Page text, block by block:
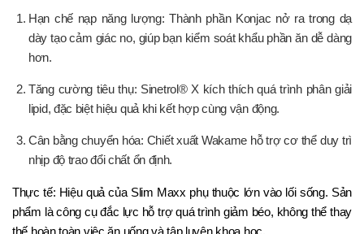
Hạn chế nạp năng lượng: Thành phần Konjac nở ra trong dạ
dày tạo cảm giác no, giúp bạn kiểm soát khẩu phần ăn dễ dàng
hơn.
Tăng cường tiêu thụ: Sinetrol® X kích thích quá trình phân giải
lipid, đặc biệt hiệu quả khi kết hợp cùng vận động.
Cân bằng chuyển hóa: Chiết xuất Wakame hỗ trợ cơ thể duy trì
nhịp độ trao đổi chất ổn định.
Thực tế: Hiệu quả của Slim Maxx phụ thuộc lớn vào lối sống. Sản
phẩm là công cụ đắc lực hỗ trợ quá trình giảm béo, không thể thay